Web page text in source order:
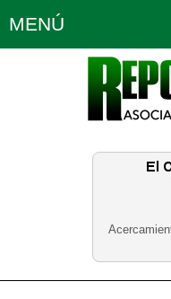
MENÚ
Política